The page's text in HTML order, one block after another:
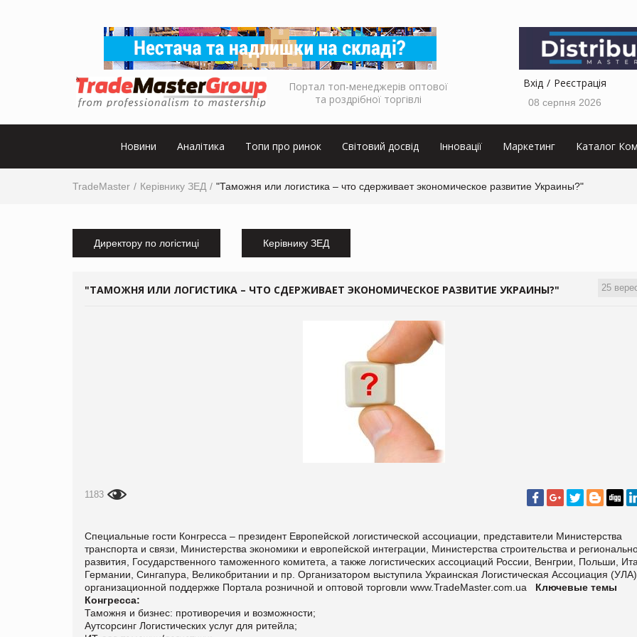
Портал топ-менеджерів оптової
та роздрібної торгівлі
Вхід Реєстрація
08 серпня 2026
Новини Аналітика Топи про ринок Світовий досвід Інновації Маркетинг Каталог
TradeMaster Керівнику ЗЕД "Таможня или логистика – что сдерживает экономическое развитие Украины?"
Директору по логістиці Керівнику ЗЕД
25
"ТАМОЖНЯ ИЛИ ЛОГИСТИКА – ЧТО СДЕРЖИВАЕТ ЭКОНОМИЧЕСКОЕ РАЗВИТИЕ УКРАИНЫ?"
1183
Специальные гости Конгресса – президент Европейской логистической ассоциации, представители Министерства
транспорта и связи, Министерства экономики и европейской интеграции, Министерства строительства и
развития, Государственного таможенного комитета, а также логистических ассоциаций России, Венгрии, Польши,
Германии, Сингапура, Великобритании и пр. Организатором выступила Украинская Логистическая Ассоциация
организационной поддержке Портала розничной и оптовой торговли www.TradeMaster.com.ua Ключевые темы
Конгресса:
Таможня и бизнес: противоречия и возможности;
Аутсорсинг Логистических услуг для ритейла;